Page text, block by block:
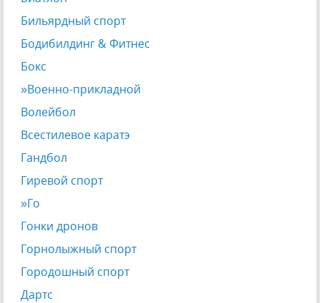
Бильярдный спорт
Бодибилдинг & Фитнес
Бокс
»Военно-прикладной
Волейбол
Всестилевое каратэ
Гандбол
Гиревой спорт
»Го
Гонки дронов
Горнолыжный спорт
Городошный спорт
Дартс